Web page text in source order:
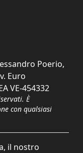
Poerio,
Euro
VE-454332
È
con qualsiasi
il nostro